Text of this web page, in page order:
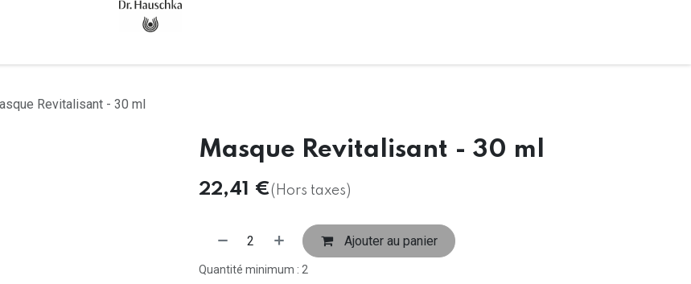
Revitalisant - 30 ml
Masque Revitalisant - 30 ml
22,41 €(Hors taxes)
Ajouter au panier
Quantité minimum : 2